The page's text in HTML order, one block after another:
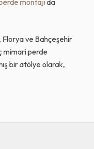
montajıda
Florya ve Bahçeşehir
mimari perde
bir atölye olarak,